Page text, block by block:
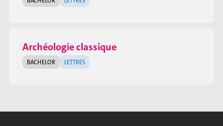
Archéologie classique
BACHELOR LETTRES